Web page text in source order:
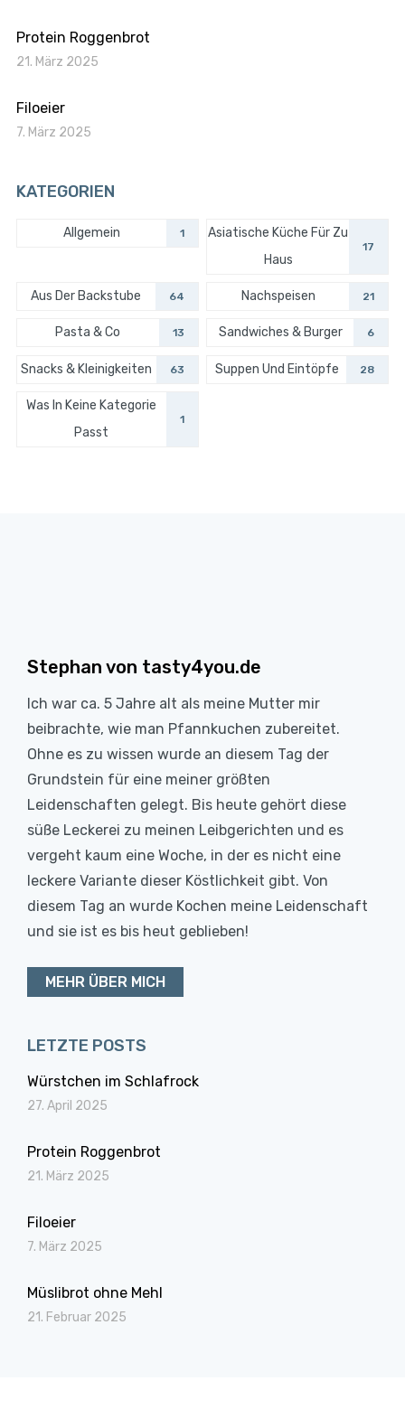
Protein Roggenbrot
21. März 2025
Filoeier
7. März 2025
KATEGORIEN
Allgemein 1
Asiatische Küche Für Zu
Haus
17
Aus Der Backstube 64 Nachspeisen 21
Pasta & Co 13 Sandwiches & Burger 6
Snacks & Kleinigkeiten 63 Suppen Und Eintöpfe 28
Was In Keine Kategorie
Passt
1
Stephan von tasty4you.de
Ich war ca. 5 Jahre alt als meine Mutter mir
beibrachte, wie man Pfannkuchen zubereitet.
Ohne es zu wissen wurde an diesem Tag der
Grundstein für eine meiner größten
Leidenschaften gelegt. Bis heute gehört diese
süße Leckerei zu meinen Leibgerichten und es
vergeht kaum eine Woche, in der es nicht eine
leckere Variante dieser Köstlichkeit gibt. Von
diesem Tag an wurde Kochen meine Leidenschaft
und sie ist es bis heut geblieben!
MEHR ÜBER MICH
LETZTE POSTS
Würstchen im Schlafrock
27. April 2025
Protein Roggenbrot
21. März 2025
Filoeier
7. März 2025
Müslibrot ohne Mehl
21. Februar 2025